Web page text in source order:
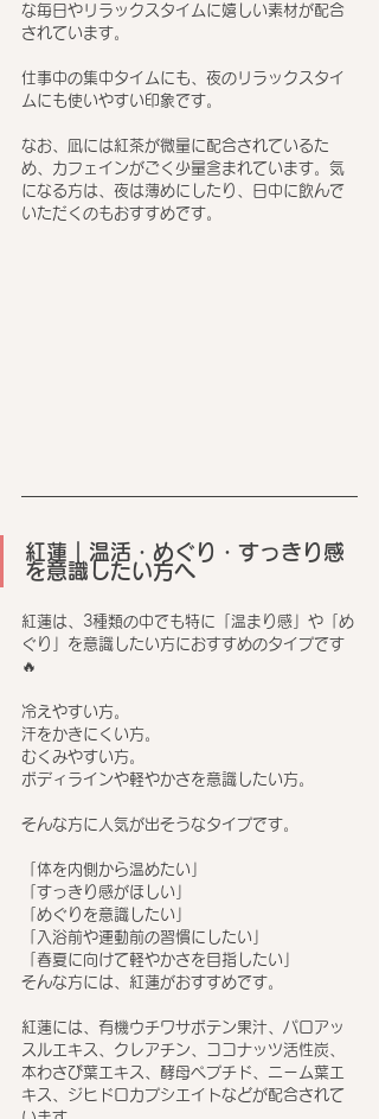
な毎日やリラックスタイムに嬉しい素材が配合
されています。
仕事中の集中タイムにも、夜のリラックスタイ
ムにも使いやすい印象です。
なお、凪には紅茶が微量に配合されているた
め、カフェインがごく少量含まれています。気
になる方は、夜は薄めにしたり、日中に飲んで
いただくのもおすすめです。
紅蓮｜温活・めぐり・すっきり感
を意識したい方へ
紅蓮は、3種類の中でも特に「温まり感」や「め
ぐり」を意識したい方におすすめのタイプです
🔥
冷えやすい方。
汗をかきにくい方。
むくみやすい方。
ボディラインや軽やかさを意識したい方。
そんな方に人気が出そうなタイプです。
「体を内側から温めたい」
「すっきり感がほしい」
「めぐりを意識したい」
「入浴前や運動前の習慣にしたい」
「春夏に向けて軽やかさを目指したい」
そんな方には、紅蓮がおすすめです。
紅蓮には、有機ウチワサボテン果汁、パロアッ
スルエキス、クレアチン、ココナッツ活性炭、
本わさび葉エキス、酵母ペプチド、ニーム葉エ
キス、ジヒドロカプシエイトなどが配合されて